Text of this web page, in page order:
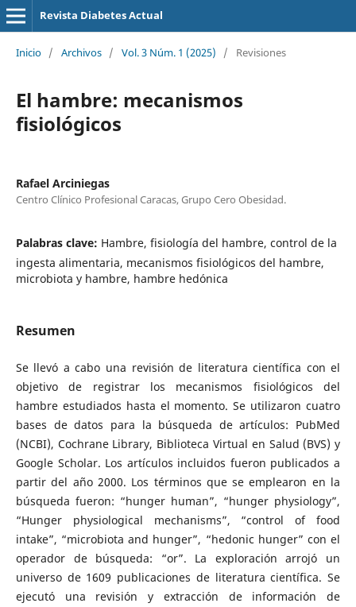
Revista Diabetes Actual
Inicio / Archivos / Vol. 3 Núm. 1 (2025) / Revisiones
El hambre: mecanismos
fisiológicos
Rafael Arciniegas
Centro Clínico Profesional Caracas, Grupo Cero Obesidad.
Palabras clave: Hambre, fisiología del hambre, control de la
ingesta alimentaria, mecanismos fisiológicos del hambre,
microbiota y hambre, hambre hedónica
Resumen
Se llevó a cabo una revisión de literatura científica con el
objetivo de registrar los mecanismos fisiológicos del
hambre estudiados hasta el momento. Se utilizaron cuatro
bases de datos para la búsqueda de artículos: PubMed
(NCBI), Cochrane Library, Biblioteca Virtual en Salud (BVS) y
Google Scholar. Los artículos incluidos fueron publicados a
partir del año 2000. Los términos que se emplearon en la
búsqueda fueron: “hunger human”, “hunger physiology”,
“Hunger physiological mechanisms”, “control of food
intake”, “microbiota and hunger”, “hedonic hunger” con el
operador de búsqueda: “or”. La exploración arrojó un
universo de 1609 publicaciones de literatura científica. Se
ejecutó una revisión y extracción de información de